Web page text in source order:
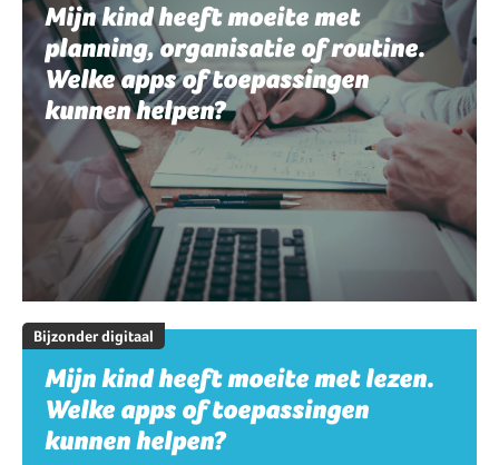
Mijn kind heeft moeite met
planning, organisatie of routine.
Welke apps of toepassingen
kunnen helpen?
Bijzonder digitaal
Mijn kind heeft moeite met lezen.
Welke apps of toepassingen
kunnen helpen?